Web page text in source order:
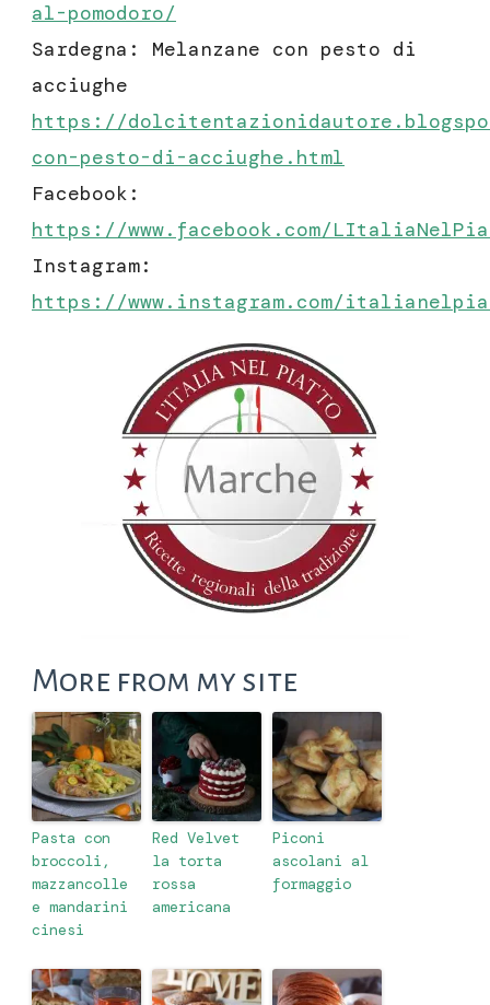
al-pomodoro/
Sardegna: Melanzane con pesto di
acciughe
https://
con-pesto-di-acciughe.html
Facebook:
https://www.facebook.com/
Instagram:
https://www.instagram.com/
More from my site
Pasta con
broccoli,
mazzancolle
e mandarini
cinesi
Red Velvet
la torta
rossa
americana
Piconi
ascolani al
formaggio